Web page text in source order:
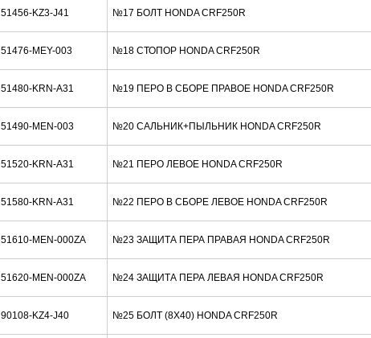
51456-KZ3-J41 №17 БОЛТ HONDA CRF250R
51476-MEY-003 №18 СТОПОР HONDA CRF250R
51480-KRN-A31 №19 ПЕРО В СБОРЕ ПРАВОЕ HONDA CRF250R
51490-MEN-003 №20 САЛЬНИК+ПЫЛЬНИК HONDA CRF250R
51520-KRN-A31 №21 ПЕРО ЛЕВОЕ HONDA CRF250R
51580-KRN-A31 №22 ПЕРО В СБОРЕ ЛЕВОЕ HONDA CRF250R
51610-MEN-000ZA №23 ЗАЩИТА ПЕРА ПРАВАЯ HONDA CRF250R
51620-MEN-000ZA №24 ЗАЩИТА ПЕРА ЛЕВАЯ HONDA CRF250R
90108-KZ4-J40 №25 БОЛТ (8X40) HONDA CRF250R